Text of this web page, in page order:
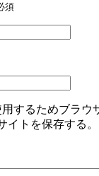
須
するためブラウ
イトを保存する。